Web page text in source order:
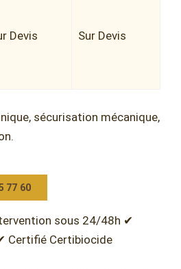
Devis Sur Devis
sécurisation mécanique,
77 60
sous 24/48h ✔
Certifié Certibiocide